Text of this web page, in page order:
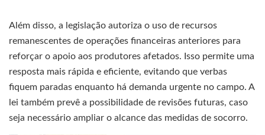
Além disso, a legislação autoriza o uso de recursos
remanescentes de operações financeiras anteriores para
reforçar o apoio aos produtores afetados. Isso permite uma
resposta mais rápida e eficiente, evitando que verbas
fiquem paradas enquanto há demanda urgente no campo. A
lei também prevê a possibilidade de revisões futuras, caso
seja necessário ampliar o alcance das medidas de socorro.